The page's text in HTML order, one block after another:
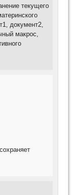
текущего
документ2,
макрос,